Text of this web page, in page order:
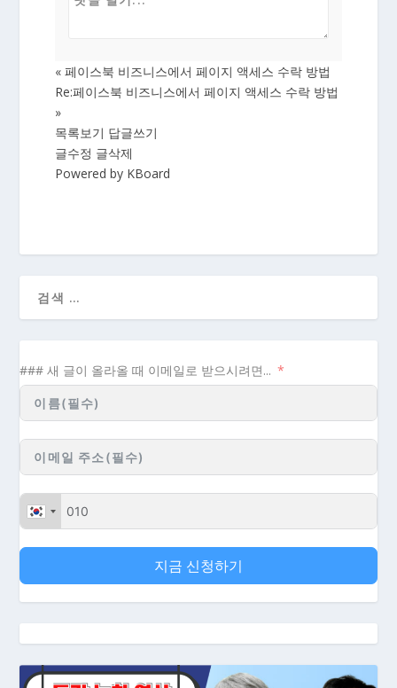
« 페이스북 비즈니스에서 페이지 액세스 수락 방법
Re:페이스북 비즈니스에서 페이지 액세스 수락 방법
»
목록보기 답글쓰기
글수정 글삭제
Powered by KBoard
### 새 글이 올라올 때 이메일로 받으시려면...
지금 신청하기